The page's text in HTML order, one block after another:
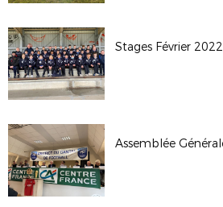
Stages Février 2022